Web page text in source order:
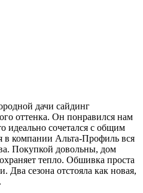
дачи сайдинг
оттенка. Он понравился нам
идеально сочетался с общим
компании Альта-Профиль вся
Покупкой довольны, дом
тепло. Обшивка проста
Два сезона отстояла как новая,